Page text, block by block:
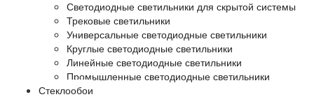
Светодиодные светильники для скрытой системы
Трековые светильники
Универсальные светодиодные светильники
Круглые светодиодные светильники
Линейные светодиодные светильники
Промышленные светодиодные светильники
Стеклообои